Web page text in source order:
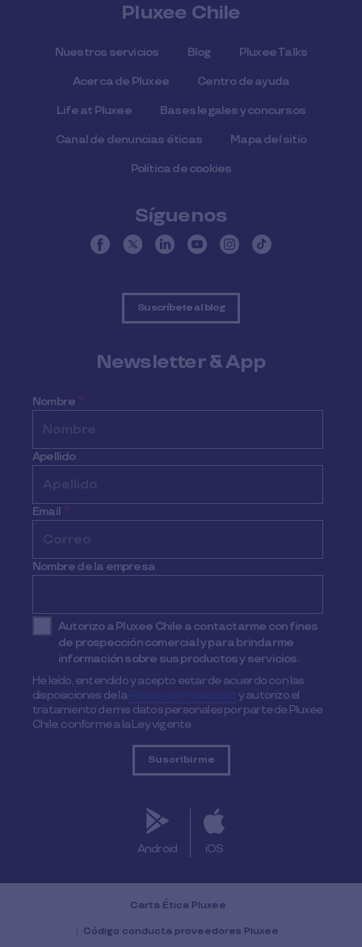
Pluxee Chile
Nuestros servicios Blog Pluxee Talks
Acerca de Pluxee Centro de ayuda
Life at Pluxee Bases legales y concursos
Canal de denuncias éticas Mapa del sitio
Política de cookies
Síguenos
Suscríbete al blog
Newsletter & App
Nombre *
Apellido
Email *
Nombre de la empresa
Autorizo a Pluxee Chile a contactarme con fines
de prospección comercial y para brindarme
información sobre sus productos y servicios.
He leído, entendido y acepto estar de acuerdo con las
disposiciones de laPolítica de Privacidad,y autorizo el
tratamiento de mis datos personales por parte de Pluxee
Chile, conforme a la Ley vigente
Android iOS
Carta Ética Pluxee
Código conducta proveedores Pluxee